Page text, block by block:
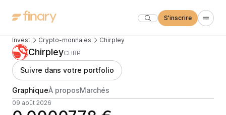
S'inscrire
Invest Crypto-monnaies Chirpley
ChirpleyCHRP
Suivre dans votre portfolio
GraphiqueÀ proposMarchés
09 août 2026